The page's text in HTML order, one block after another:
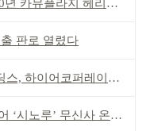
뮤플라지 헤리티지 담아
판로 열렸다
어코퍼레이션과 투자계약
노루’ 무신사 온라인 입점